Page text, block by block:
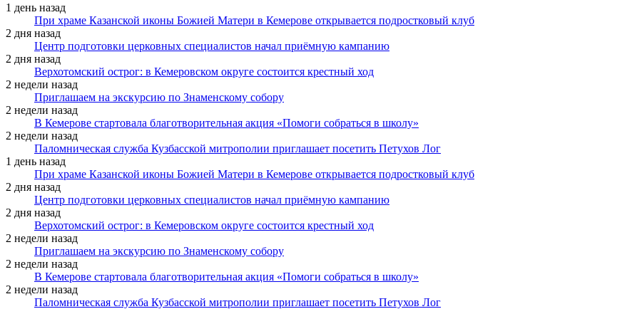
1 день назад
При храме Казанской иконы Божией Матери в Кемерове открывается подростковый клуб
2 дня назад
Центр подготовки церковных специалистов начал приёмную кампанию
2 дня назад
Верхотомский острог: в Кемеровском округе состоится крестный ход
2 недели назад
Приглашаем на экскурсию по Знаменскому собору
2 недели назад
В Кемерове стартовала благотворительная акция «Помоги собраться в школу»
2 недели назад
Паломническая служба Кузбасской митрополии приглашает посетить Петухов Лог
1 день назад
При храме Казанской иконы Божией Матери в Кемерове открывается подростковый клуб
2 дня назад
Центр подготовки церковных специалистов начал приёмную кампанию
2 дня назад
Верхотомский острог: в Кемеровском округе состоится крестный ход
2 недели назад
Приглашаем на экскурсию по Знаменскому собору
2 недели назад
В Кемерове стартовала благотворительная акция «Помоги собраться в школу»
2 недели назад
Паломническая служба Кузбасской митрополии приглашает посетить Петухов Лог